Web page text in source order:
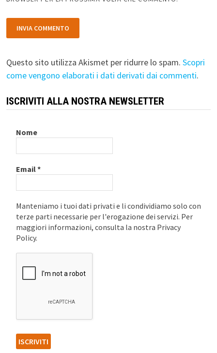
Questo sito utilizza Akismet per ridurre lo spam. Scopri
come vengono elaborati i dati derivati dai commenti.
ISCRIVITI ALLA NOSTRA NEWSLETTER
Nome
Email*
Manteniamo i tuoi dati privati e li condividiamo solo con
terze parti necessarie per l'erogazione dei servizi. Per
maggiori informazioni, consulta la nostra Privacy
Policy.